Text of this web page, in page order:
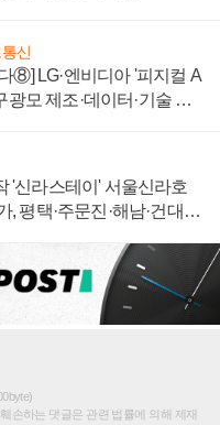
신
⑧] LG·엔비디아 '피지컬 A
광모 제조·데이터·기술 결
'신라스테이' 서울신라호
, 평택·주문진·해남·건대로
손하는 댓글은 관련 법률에 의해 제재